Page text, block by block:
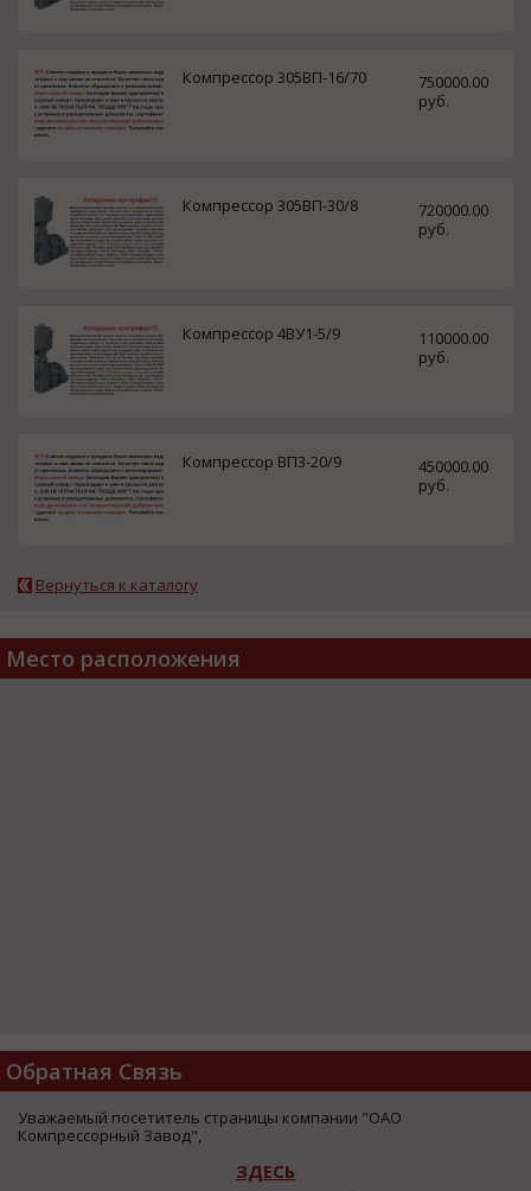
Компрессор 305ВП-16/70
750000.00
руб.
Компрессор 305ВП-30/8
720000.00
руб.
Компрессор 4ВУ1-5/9
110000.00
руб.
Компрессор ВП3-20/9
450000.00
руб.
Вернуться к каталогу
Место расположения
Обратная Связь
Уважаемый посетитель страницы компании "ОАО
Компрессорный Завод",
ЗДЕСЬ